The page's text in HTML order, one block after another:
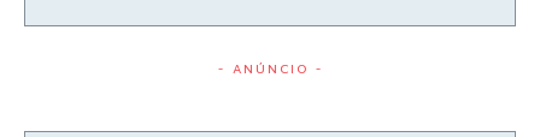
- ANÚNCIO -